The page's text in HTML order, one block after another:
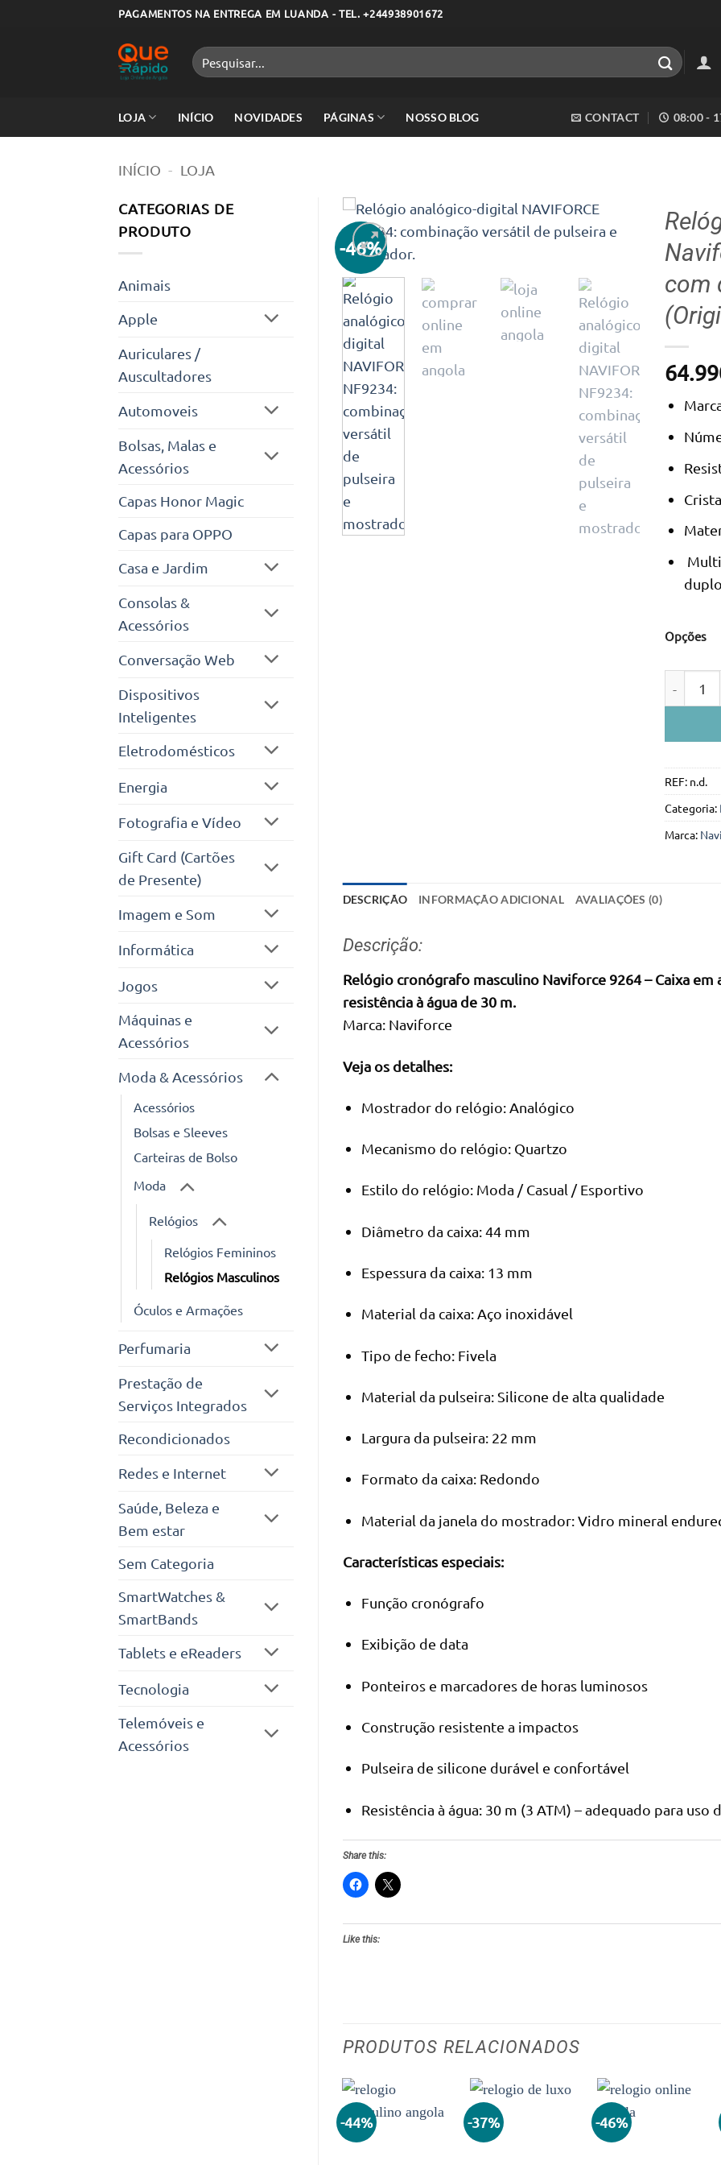
PAGAMENTOS NA ENTREGA EM LUANDA - TEL. +244938901672
Pesquisar
por:
LOJA INÍCIO NOVIDADES PÁGINAS NOSSO BLOG CONTACT 08:00 -
INÍCIO - LOJA
CATEGORIAS DE
PRODUTO
Animais
Apple
Auriculares /
Auscultadores
Automoveis
Bolsas, Malas e
Acessórios
Capas Honor Magic
Capas para OPPO
Casa e Jardim
Consolas &
Acessórios
Conversação Web
Dispositivos
Inteligentes
Eletrodomésticos
Energia
Fotografia e Vídeo
Gift Card (Cartões
de Presente)
Imagem e Som
Informática
Jogos
Máquinas e
Acessórios
Moda & Acessórios
Acessórios
Bolsas e Sleeves
Carteiras de Bolso
Moda
Relógios
Relógios Femininos
Relógios Masculinos
Óculos e Armações
Perfumaria
Prestação de
Serviços Integrados
Recondicionados
Redes e Internet
Saúde, Beleza e
Bem estar
Sem Categoria
SmartWatches &
SmartBands
Tablets e eReaders
Tecnologia
Telemóveis e
Acessórios
-46%
aos meus
desejos
com
Opções
REF: n.d.
Categoria:
Marca:
DESCRIÇÃO INFORMAÇÃO ADICIONAL AVALIAÇÕES (0)
Descrição:
Relógio cronógrafo masculino Naviforce 9264 – Caixa
resistência à água de 30 m.
Marca: Naviforce
Veja os detalhes:
Mostrador do relógio: Analógico
Mecanismo do relógio: Quartzo
Estilo do relógio: Moda / Casual / Esportivo
Diâmetro da caixa: 44 mm
Espessura da caixa: 13 mm
Material da caixa: Aço inoxidável
Tipo de fecho: Fivela
Material da pulseira: Silicone de alta qualidade
Largura da pulseira: 22 mm
Formato da caixa: Redondo
Material da janela do mostrador: Vidro mineral
Características especiais:
Função cronógrafo
Exibição de data
Ponteiros e marcadores de horas luminosos
Construção resistente a impactos
Pulseira de silicone durável e confortável
Resistência à água: 30 m (3 ATM) – adequado para uso
Share this:
Like this:
PRODUTOS RELACIONADOS
-44% -37% -46%